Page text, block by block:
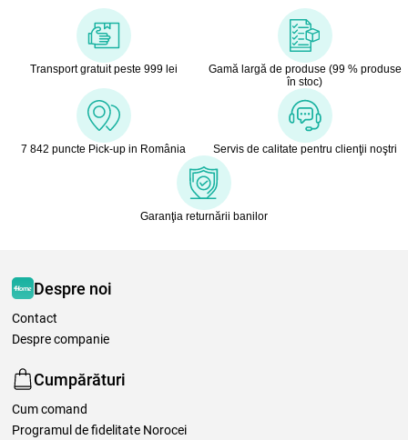
Transport gratuit peste 999 lei
Gamă largă de produse (99 % produse
în stoc)
7 842 puncte Pick-up in România Servis de calitate pentru clienţii noştri
Garanţia returnării banilor
Despre noi
Contact
Despre companie
Cumpărături
Cum comand
Programul de fidelitate Norocei